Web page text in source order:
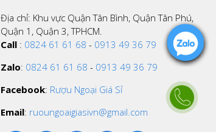
Địa chỉ: Khu vực Quận Tân Bình, Quận Tân Phú,
Quận 1, Quận 3, TPHCM.
Call : 0824 61 61 68 - 0913 49 36 79
Zalo: 0824 61 61 68 - 0913 49 36 79
Facebook: Rượu Ngoại Giá Sỉ
Email: ruoungoaigiasivn@gmail.com